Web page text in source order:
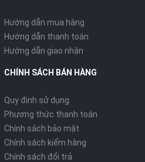
Hướng dẫn mua hàng
Hướng dẫn thanh toán
Hướng dẫn giao nhận
CHÍNH SÁCH BÁN HÀNG
Quy định sử dụng
Phương thức thanh toán
Chính sách bảo mật
Chính sách kiểm hàng
Chính sách đổi trả